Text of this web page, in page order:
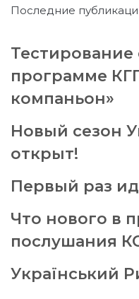
Последние
Тестирование
программе
компаньон»
Новый сезон
открыт!
Первый раз
Что нового в
послушания
Український